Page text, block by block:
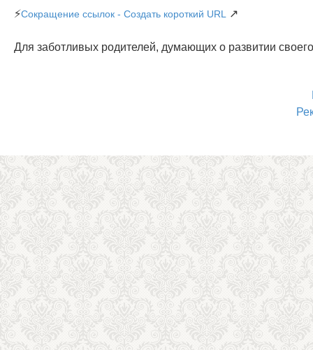
⚡Сокращение ссылок - Создать короткий URL ↗
Для заботливых родителей, думающих о развитии